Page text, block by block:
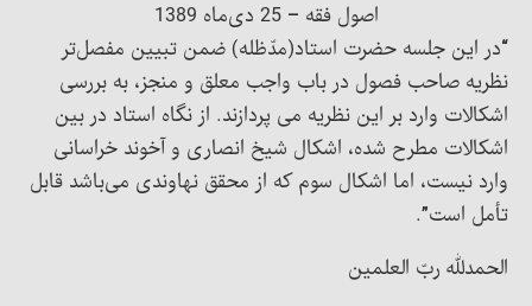
اصول فقه – 25 دی‌ماه 1389
“در این جلسه حضرت استاد(مدّظله) ضمن تبیین مفصل‌تر
نظریه صاحب فصول در باب واجب معلق و منجز، به بررسی
اشکالات وارد بر این نظریه می پردازند. از نگاه استاد در بین
اشکالات مطرح شده، اشکال شیخ انصاری و آخوند خراسانی
وارد نیست، اما اشکال سوم که از محقق نهاوندی می‌باشد قابل
تأمل است”.
الحمدلله ربّ العلمین